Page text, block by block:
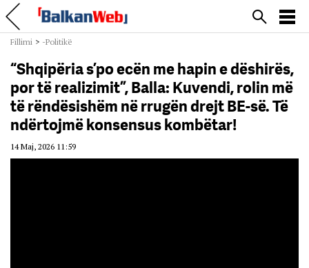
Fillimi > -Politikë
“Shqipëria s’po ecën me hapin e dëshirës,
por të realizimit”, Balla: Kuvendi, rolin më
të rëndësishëm në rrugën drejt BE-së. Të
ndërtojmë konsensus kombëtar!
14 Maj, 2026 11:59